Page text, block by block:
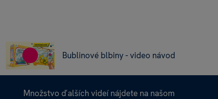
Bublinové blbiny - video návod
Množstvo ďalších videí nájdete na našom